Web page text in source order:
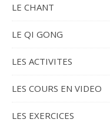
LE CHANT
LE QI GONG
LES ACTIVITES
LES COURS EN VIDEO
LES EXERCICES